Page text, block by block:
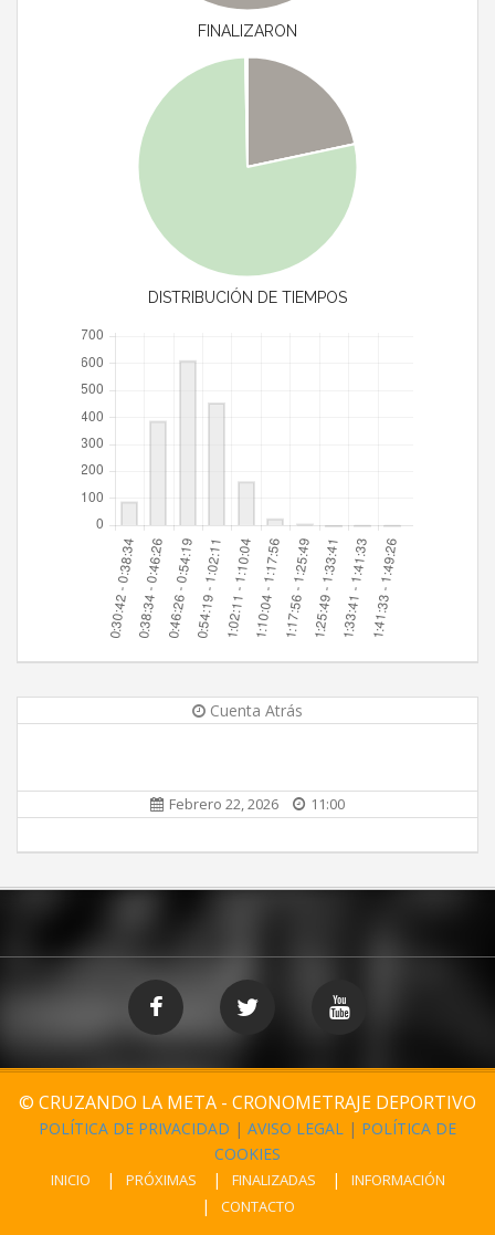
FINALIZARON
DISTRIBUCIÓN DE TIEMPOS
Cuenta Atrás
Febrero 22, 2026 11:00
© CRUZANDO LA META - CRONOMETRAJE DEPORTIVO
POLÍTICA DE PRIVACIDAD | AVISO LEGAL | POLÍTICA DE
COOKIES
INICIO PRÓXIMAS FINALIZADAS
INFORMACIÓN
CONTACTO